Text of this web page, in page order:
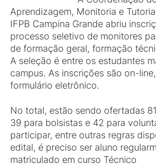
Aprendizagem, Monitoria e
IFPB Campina Grande abriu
processo seletivo de monitores
de formação geral, formação
A seleção é entre os estudantes
campus. As inscrições são on-
formulário eletrônico.
No total, estão sendo ofertadas
39 para bolsistas e 42 para
participar, entre outras regras
edital, é preciso ser aluno
matriculado em curso Técnico